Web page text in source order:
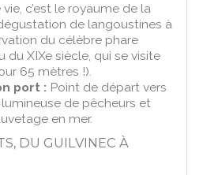
c’est le royaume de la
de langoustines à
du célèbre phare
du XIXe siècle, qui se visite
65 mètres !).
port : Point de départ vers
lumineuse de pêcheurs et
en mer.
DU GUILVINEC À